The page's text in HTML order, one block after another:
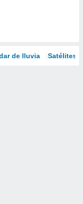
de lluvia Satélites